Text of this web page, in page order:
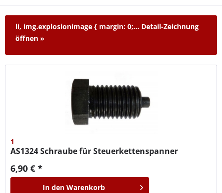
li, img.explosionimage { margin: 0;... Detail-Zeichnung
öffnen »
1
AS1324Schraube für Steuerkettenspanner
6,90 € *
In den Warenkorb